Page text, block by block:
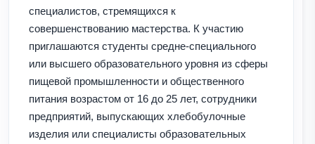
специалистов, стремящихся к
совершенствованию мастерства. К участию
приглашаются студенты средне-специального
или высшего образовательного уровня из сферы
пищевой промышленности и общественного
питания возрастом от 16 до 25 лет, сотрудники
предприятий, выпускающих хлебобулочные
изделия или специалисты образовательных